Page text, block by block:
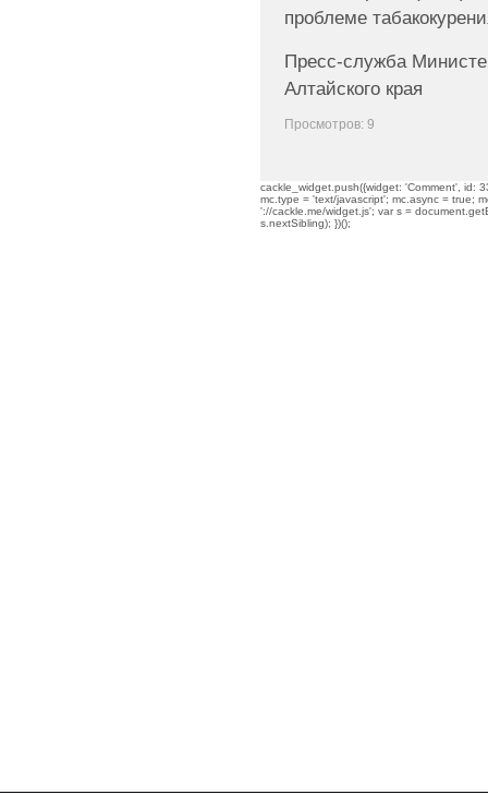
проблеме
Пресс-служба
Алтайского края
Просмотров: 9
cackle_widget.push({widget: 'Comment', id:
mc.type = 'text/javascript'; mc.async = true;
'://cackle.me/widget.js'; var s =
s.nextSibling); })();